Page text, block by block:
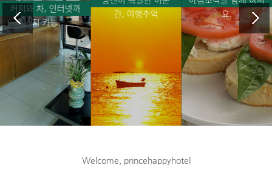
커피와 차, 인터넷까
지 가능
간, 여행추억
요.
Welcome, princehappyhotel